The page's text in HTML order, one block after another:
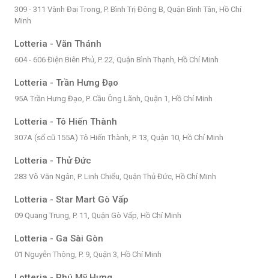
309 - 311 Vành Đai Trong, P. Bình Trị Đông B, Quận Bình Tân, Hồ Chí
Minh
Lotteria - Văn Thánh
604 - 606 Điện Biên Phủ, P. 22, Quận Bình Thạnh, Hồ Chí Minh
Lotteria - Trần Hưng Đạo
95A Trần Hưng Đạo, P. Cầu Ông Lãnh, Quận 1, Hồ Chí Minh
Lotteria - Tô Hiến Thành
307A (số cũ 155A) Tô Hiến Thành, P. 13, Quận 10, Hồ Chí Minh
Lotteria - Thử Đức
283 Võ Văn Ngân, P. Linh Chiểu, Quận Thủ Đức, Hồ Chí Minh
Lotteria - Star Mart Gò Vấp
09 Quang Trung, P. 11, Quận Gò Vấp, Hồ Chí Minh
Lotteria - Ga Sài Gòn
01 Nguyễn Thông, P. 9, Quận 3, Hồ Chí Minh